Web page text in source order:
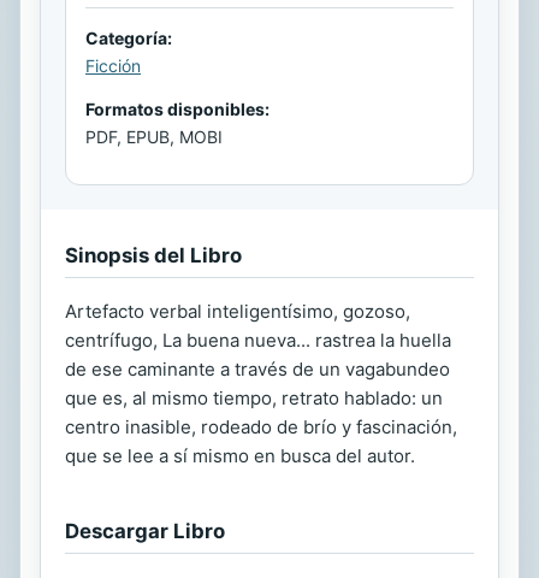
Categoría:
Ficción
Formatos disponibles:
PDF, EPUB, MOBI
Sinopsis del Libro
Artefacto verbal inteligentísimo, gozoso,
centrífugo, La buena nueva... rastrea la huella
de ese caminante a través de un vagabundeo
que es, al mismo tiempo, retrato hablado: un
centro inasible, rodeado de brío y fascinación,
que se lee a sí mismo en busca del autor.
Descargar Libro